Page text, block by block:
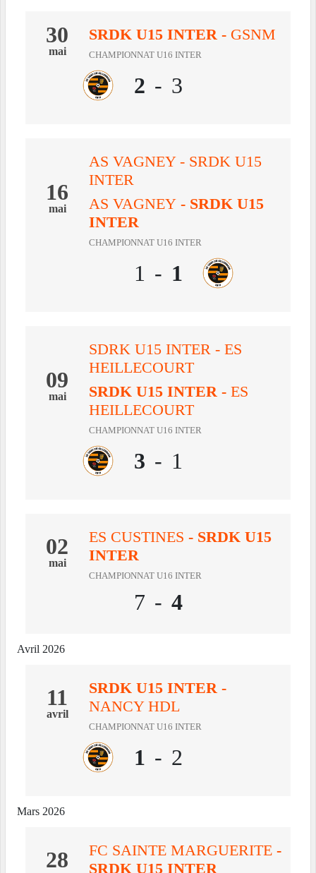
30
mai
SRDK U15 INTER - GSNM
CHAMPIONNAT U16 INTER
2 - 3
16
mai
AS VAGNEY - SRDK U15
INTER
AS VAGNEY - SRDK U15
INTER
CHAMPIONNAT U16 INTER
1 - 1
09
mai
SDRK U15 INTER - ES
HEILLECOURT
SRDK U15 INTER - ES
HEILLECOURT
CHAMPIONNAT U16 INTER
3 - 1
02
mai
ES CUSTINES - SRDK U15
INTER
CHAMPIONNAT U16 INTER
7 - 4
Avril 2026
11
avril
SRDK U15 INTER -
NANCY HDL
CHAMPIONNAT U16 INTER
1 - 2
Mars 2026
28 FC SAINTE MARGUERITE -
SRDK U15 INTER